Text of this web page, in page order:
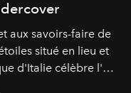
aux savoirs-faire de
situé en lieu et
d'Italie célèbre l'art
intemporelle.